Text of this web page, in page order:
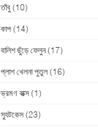
তাঁবু (10)
কাপ (14)
বালিশ ছুঁড়ে ফেলুন (17)
প্লাশ খেলনা পুতুল (16)
ভ্রমণ বাক্স (1)
স্যুটকেস (23)